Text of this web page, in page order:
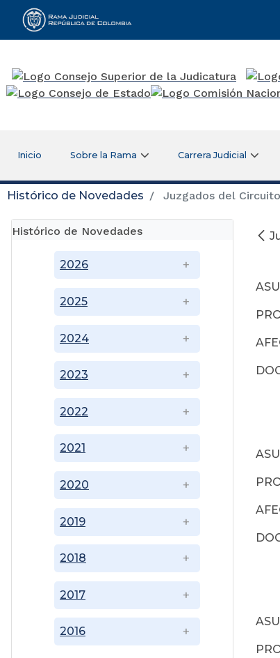
Rama Judicial
Inicio Sobre la Rama Carrera Judicial
Histórico de Novedades Juzgados del
Histórico de Novedades
2016
2017
2018
2019
2020
2021
2022
2023
2024
2025
2026